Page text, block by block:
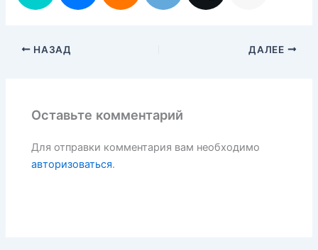
НАЗАД ДАЛЕЕ
Оставьте комментарий
Для отправки комментария вам необходимо
авторизоваться.